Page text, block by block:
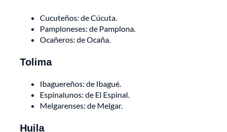
Cucuteños: de Cúcuta.
Pamploneses: de Pamplona.
Ocañeros: de Ocaña.
Tolima
Ibaguereños: de Ibagué.
Espinalunos: de El Espinal.
Melgarenses: de Melgar.
Huila